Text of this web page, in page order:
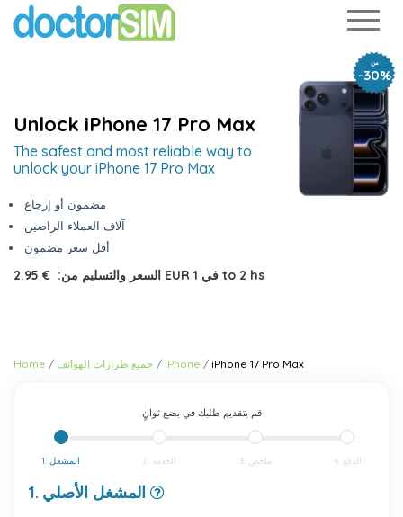
من
-30%
Unlock iPhone 17 Pro Max
The safest and most reliable way to
unlock your iPhone 17 Pro Max
مضمون أو إرجاع
آلاف العملاء الراضين
أقل سعر مضمون
السعر والتسليم من: € 2.95 EUR في 1 to 2 hs
Home جميع طرازات الهواتف iPhone iPhone 17 Pro Max
قم بتقديم طلبك في بضع ثوانٍ
1. المشغل 2. الخدمة 3. ملخص 4. الدفع